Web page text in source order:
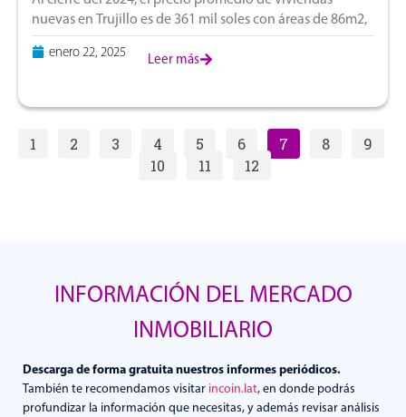
nuevas en Trujillo es de 361 mil soles con áreas de 86m2,
casi 20% más amplias que la vivienda promedio en
enero 22, 2025 Leer más
1 2 3 4 5 6 7 8
9
10
11 12
INFORMACIÓN DEL MERCADO
INMOBILIARIO
Descarga de forma gratuita nuestros informes periódicos.
También te recomendamos visitar incoin.lat, en donde podrás
profundizar la información que necesitas, y además revisar análisis